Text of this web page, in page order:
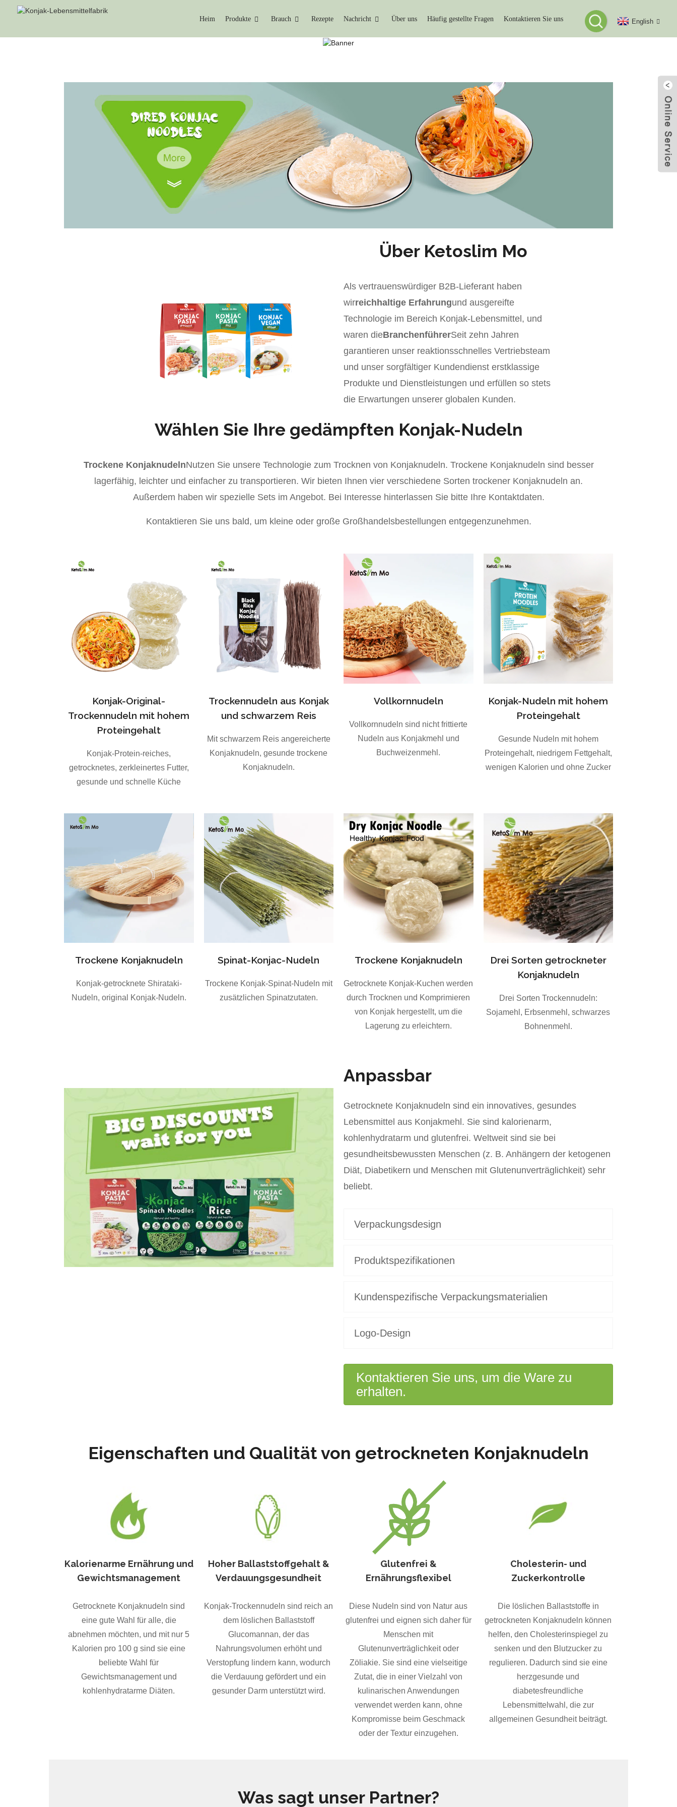
Heim Produkte Brauch Rezepte Nachricht Über uns Häufig gestellte Fragen Kontaktieren Sie uns English
Über Ketoslim Mo
Als vertrauenswürdiger B2B-Lieferant haben
wirreichhaltige Erfahrungund ausgereifte
Technologie im Bereich Konjak-Lebensmittel, und
waren dieBranchenführerSeit zehn Jahren
garantieren unser reaktionsschnelles Vertriebsteam
und unser sorgfältiger Kundendienst erstklassige
Produkte und Dienstleistungen und erfüllen so stets
die Erwartungen unserer globalen Kunden.
Wählen Sie Ihre gedämpften Konjak-Nudeln
Trockene KonjaknudelnNutzen Sie unsere Technologie zum Trocknen von Konjaknudeln. Trockene Konjaknudeln sind besser
lagerfähig, leichter und einfacher zu transportieren. Wir bieten Ihnen vier verschiedene Sorten trockener Konjaknudeln an.
Außerdem haben wir spezielle Sets im Angebot. Bei Interesse hinterlassen Sie bitte Ihre Kontaktdaten.
Kontaktieren Sie uns bald, um kleine oder große Großhandelsbestellungen entgegenzunehmen.
Konjak-Original-
Trockennudeln mit hohem
Proteingehalt
Konjak-Protein-reiches,
getrocknetes, zerkleinertes Futter,
gesunde und schnelle Küche
Trockennudeln aus Konjak
und schwarzem Reis
Mit schwarzem Reis angereicherte
Konjaknudeln, gesunde trockene
Konjaknudeln.
Vollkornnudeln
Vollkornnudeln sind nicht frittierte
Nudeln aus Konjakmehl und
Buchweizenmehl.
Konjak-Nudeln mit hohem
Proteingehalt
Gesunde Nudeln mit hohem
Proteingehalt, niedrigem Fettgehalt,
wenigen Kalorien und ohne Zucker
Trockene Konjaknudeln
Konjak-getrocknete Shirataki-
Nudeln, original Konjak-Nudeln.
Spinat-Konjac-Nudeln
Trockene Konjak-Spinat-Nudeln mit
zusätzlichen Spinatzutaten.
Trockene Konjaknudeln
Getrocknete Konjak-Kuchen werden
durch Trocknen und Komprimieren
von Konjak hergestellt, um die
Lagerung zu erleichtern.
Drei Sorten getrockneter
Konjaknudeln
Drei Sorten Trockennudeln:
Sojamehl, Erbsenmehl, schwarzes
Bohnenmehl.
Anpassbar
Getrocknete Konjaknudeln sind ein innovatives, gesundes
Lebensmittel aus Konjakmehl. Sie sind kalorienarm,
kohlenhydratarm und glutenfrei. Weltweit sind sie bei
gesundheitsbewussten Menschen (z. B. Anhängern der ketogenen
Diät, Diabetikern und Menschen mit Glutenunverträglichkeit) sehr
beliebt.
Verpackungsdesign
Produktspezifikationen
Kundenspezifische Verpackungsmaterialien
Logo-Design
Kontaktieren Sie uns, um die Ware zu
erhalten.
Eigenschaften und Qualität von getrockneten Konjaknudeln
Kalorienarme Ernährung und
Gewichtsmanagement
Getrocknete Konjaknudeln sind
eine gute Wahl für alle, die
abnehmen möchten, und mit nur 5
Kalorien pro 100 g sind sie eine
beliebte Wahl für
Gewichtsmanagement und
kohlenhydratarme Diäten.
Hoher Ballaststoffgehalt &
Verdauungsgesundheit
Konjak-Trockennudeln sind reich an
dem löslichen Ballaststoff
Glucomannan, der das
Nahrungsvolumen erhöht und
Verstopfung lindern kann, wodurch
die Verdauung gefördert und ein
gesunder Darm unterstützt wird.
Glutenfrei &
Ernährungsflexibel
Diese Nudeln sind von Natur aus
glutenfrei und eignen sich daher für
Menschen mit
Glutenunverträglichkeit oder
Zöliakie. Sie sind eine vielseitige
Zutat, die in einer Vielzahl von
kulinarischen Anwendungen
verwendet werden kann, ohne
Kompromisse beim Geschmack
oder der Textur einzugehen.
Cholesterin- und
Zuckerkontrolle
Die löslichen Ballaststoffe in
getrockneten Konjaknudeln können
helfen, den Cholesterinspiegel zu
senken und den Blutzucker zu
regulieren. Dadurch sind sie eine
herzgesunde und
diabetesfreundliche
Lebensmittelwahl, die zur
allgemeinen Gesundheit beiträgt.
Was sagt unser Partner?